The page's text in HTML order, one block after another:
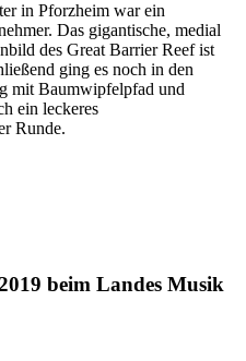
in Pforzheim war ein
Das gigantische, medial
des Great Barrier Reef ist
ging es noch in den
mit Baumwipfelpfad und
ein leckeres
Runde.
beim Landes Musik